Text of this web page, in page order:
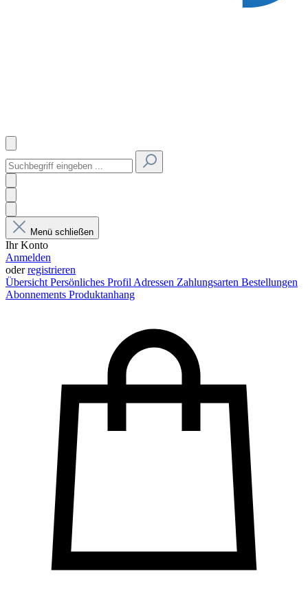
Menü schließen
Ihr Konto
Anmelden
oderregistrieren
Übersicht Persönliches Profil Adressen Zahlungsarten Bestellungen
Abonnements Produktanhang